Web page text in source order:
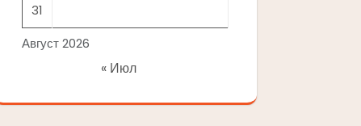
Август 2026
31
« Июл